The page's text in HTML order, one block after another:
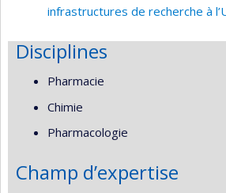
infrastructures de recherche à
Disciplines
Pharmacie
Chimie
Pharmacologie
Champ d’expertise